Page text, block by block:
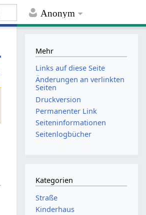
Anonym
Mehr
Links auf diese Seite
Änderungen an verlinkten
Seiten
Druckversion
Permanenter Link
Seiten­informationen
Seitenlogbücher
Kategorien
Straße
Kinderhaus